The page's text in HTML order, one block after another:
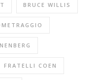
BRUCE WILLIS
FRATELLI COEN